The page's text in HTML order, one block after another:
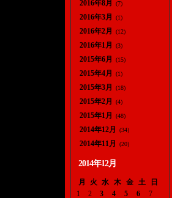
2016年8月 (7)
2016年3月 (1)
2016年2月 (12)
2016年1月 (3)
2015年6月 (15)
2015年4月 (1)
2015年3月 (18)
2015年2月 (4)
2015年1月 (48)
2014年12月 (34)
2014年11月 (20)
2014年12月
月 火 水 木 金 土 日
1 2 3 4 5 6
7